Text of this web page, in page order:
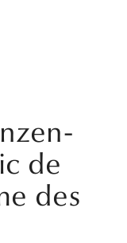
de
des